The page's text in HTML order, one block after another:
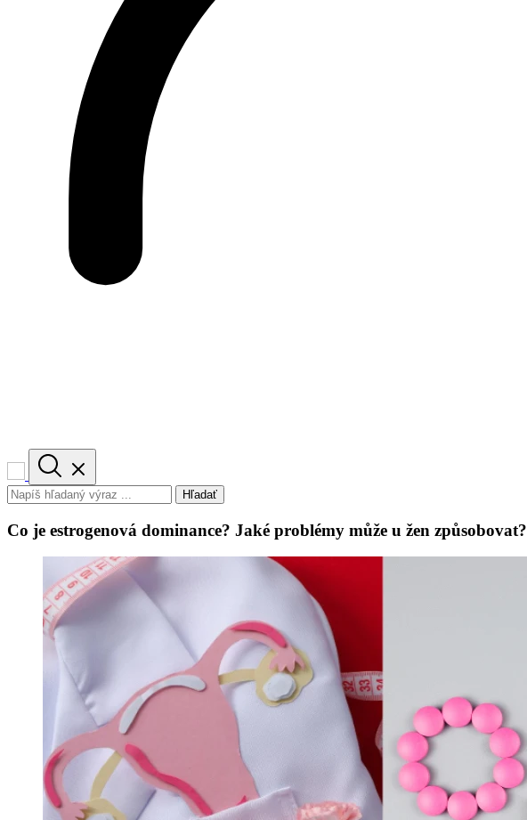
Hľadať
Co je estrogenová dominance? Jaké problémy může u žen způsobovat?